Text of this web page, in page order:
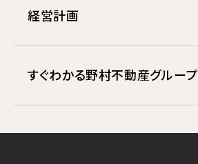
経営計画
すぐわかる野村不動産グループ